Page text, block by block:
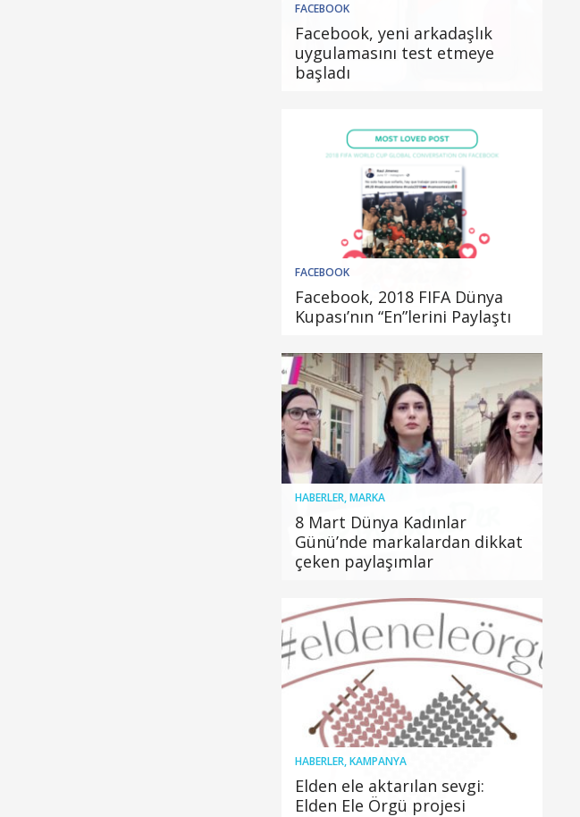
FACEBOOK
Facebook, yeni arkadaşlık
uygulamasını test etmeye
başladı
FACEBOOK
Facebook, 2018 FIFA Dünya
Kupası’nın “En”lerini Paylaştı
HABERLER,MARKA
8 Mart Dünya Kadınlar
Günü’nde markalardan dikkat
çeken paylaşımlar
HABERLER,KAMPANYA
Elden ele aktarılan sevgi:
Elden Ele Örgü projesi